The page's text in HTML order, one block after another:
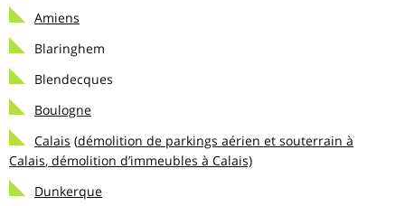
Amiens
Blaringhem
Blendecques
Boulogne
Calais (démolition de parkings aérien et souterrain à
Calais, démolition d’immeubles à Calais)
Dunkerque